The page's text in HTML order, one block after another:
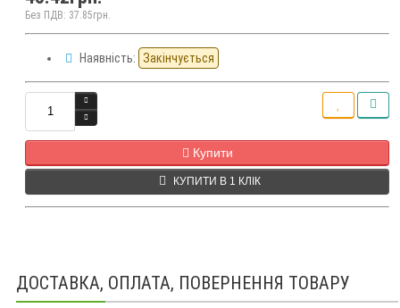
Без ПДВ: 37.85грн.
Наявність: Закінчується
Купити
КУПИТИ В 1 КЛІК
ДОСТАВКА, ОПЛАТА, ПОВЕРНЕННЯ ТОВАРУ